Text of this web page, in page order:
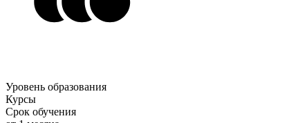
Уровень образования
Курсы
Срок обучения